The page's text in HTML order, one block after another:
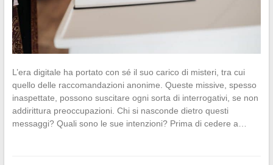
L’era digitale ha portato con sé il suo carico di misteri, tra cui
quello delle raccomandazioni anonime. Queste missive, spesso
inaspettate, possono suscitare ogni sorta di interrogativi, se non
addirittura preoccupazioni. Chi si nasconde dietro questi
messaggi? Quali sono le sue intenzioni? Prima di cedere a…